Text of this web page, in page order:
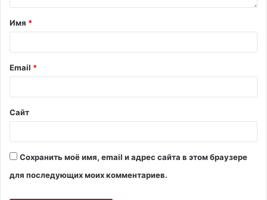
Имя *
Email *
Сайт
Сохранить моё имя, email и адрес сайта в этом браузере
для последующих моих комментариев.